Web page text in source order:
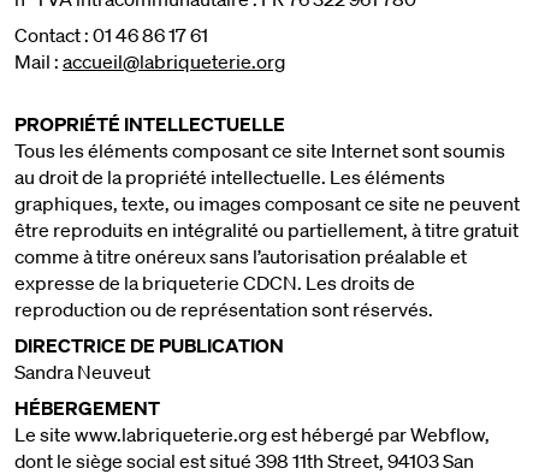
Contact : 01 46 86 17 61
Mail : accueil@labriqueterie.org
PROPRIÉTÉ INTELLECTUELLE
Tous les éléments composant ce site Internet sont soumis
au droit de la propriété intellectuelle. Les éléments
graphiques, texte, ou images composant ce site ne peuvent
être reproduits en intégralité ou partiellement, à titre gratuit
comme à titre onéreux sans l’autorisation préalable et
expresse de la briqueterie CDCN. Les droits de
reproduction ou de représentation sont réservés.
DIRECTRICE DE PUBLICATION
Sandra Neuveut
HÉBERGEMENT
Le site www.labriqueterie.org est hébergé par Webflow,
dont le siège social est situé 398 11th Street, 94103 San